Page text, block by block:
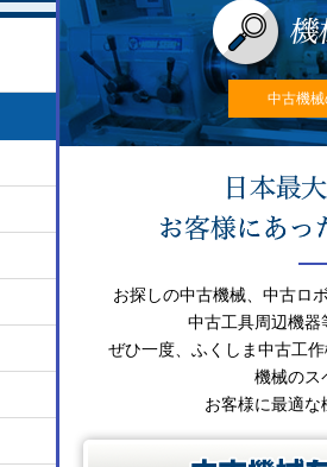
中古機
お探しの中古機械、中古ロ
中古工具周辺機器
ぜひ一度、ふくしま中古工
機械のス
お客様に最適